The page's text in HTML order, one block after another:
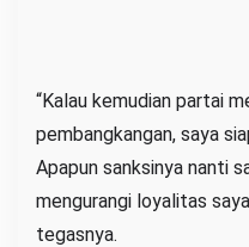
“Kalau kemudian partai
pembangkangan, saya
Apapun sanksinya nanti
mengurangi loyalitas
tegasnya.